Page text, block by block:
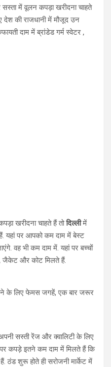
में वूलन कपड़ा खरीदना चाहते
की राजधानी में मौजूद उन
दाम में ब्रांडेड गर्म स्‍वेटर ,
खरीदना चाहते हैं तोदिल्लीमें
यहां पर आपको कम दाम में बेस्ट
वह भी कम दाम में. यहां पर बच्चों
जैकेट और कोट मिलते हैं.
के लिए फेमस जगहें, एक बार जरूर
सस्ती रेंज और क्वालिटी के लिए
पर कपड़े इतने कम दाम में मिलते हैं कि
ठंड शुरू होते ही सरोजनी मार्केट में